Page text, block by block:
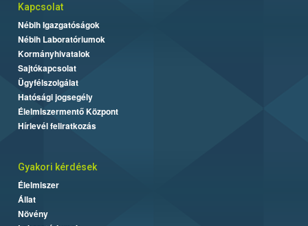
Kapcsolat
Nébih Igazgatóságok
Nébih Laboratóriumok
Kormányhivatalok
Sajtókapcsolat
Ügyfélszolgálat
Hatósági jogsegély
Élelmiszermentő Központ
Hírlevél feliratkozás
Gyakori kérdések
Élelmiszer
Állat
Növény